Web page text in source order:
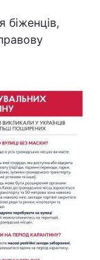
біженців,